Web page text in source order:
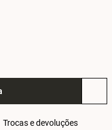
Trocas e devoluções